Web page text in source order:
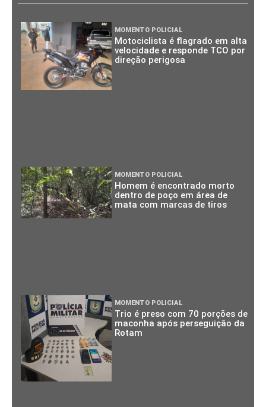
MOMENTO POLICIAL
Motociclista é flagrado em alta
velocidade e responde TCO por
direção perigosa
MOMENTO POLICIAL
Homem é encontrado morto
dentro de poço em área de
mata com marcas de tiros
MOMENTO POLICIAL
Trio é preso com 70 porções de
maconha após perseguição da
Rotam